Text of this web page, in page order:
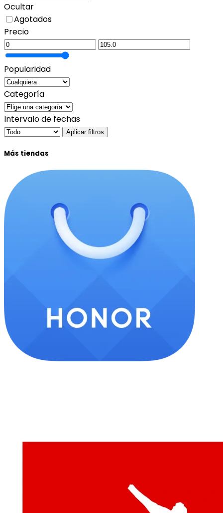
Ocultar
Agotados
Precio
Popularidad
Categoría
Intervalo de fechas
Aplicar filtros
Más tiendas